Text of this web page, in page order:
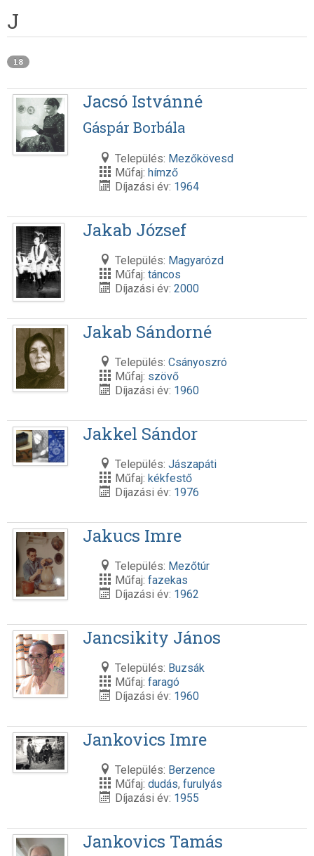
J
18
Jacsó Istvánné
Gáspár Borbála
Település: Mezőkövesd
Műfaj: hímző
Díjazási év: 1964
Jakab József
Település: Magyarózd
Műfaj: táncos
Díjazási év: 2000
Jakab Sándorné
Település: Csányoszró
Műfaj: szövő
Díjazási év: 1960
Jakkel Sándor
Település: Jászapáti
Műfaj: kékfestő
Díjazási év: 1976
Jakucs Imre
Település: Mezőtúr
Műfaj: fazekas
Díjazási év: 1962
Jancsikity János
Település: Buzsák
Műfaj: faragó
Díjazási év: 1960
Jankovics Imre
Település: Berzence
Műfaj: dudás, furulyás
Díjazási év: 1955
Jankovics Tamás